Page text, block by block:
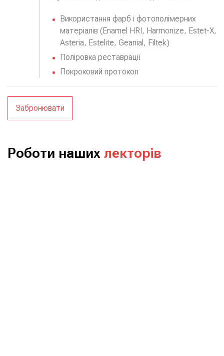
Використання фарб і фотополімерних
матеріалів (Enamel HRI, Harmonize, Estet-X,
Asteria, Estelite, Geanial, Filtek)
Поліровка реставрації
Покроковий протокол
Забронювати
Роботи наших лекторів